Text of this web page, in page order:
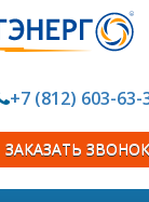
+7 (812) 603-63-
ЗАКАЗАТЬ ЗВОНОК